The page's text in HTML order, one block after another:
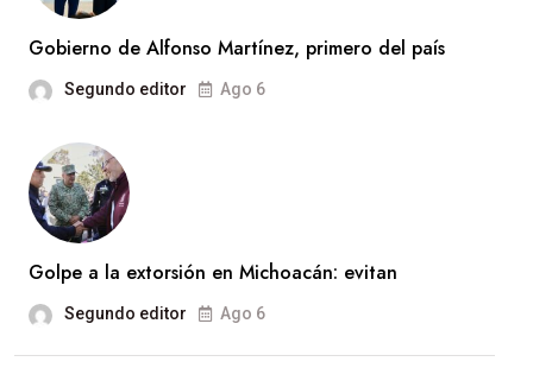
Gobierno de Alfonso Martínez, primero del país
Segundo editor Ago 6
Golpe a la extorsión en Michoacán: evitan
Segundo editor Ago 6